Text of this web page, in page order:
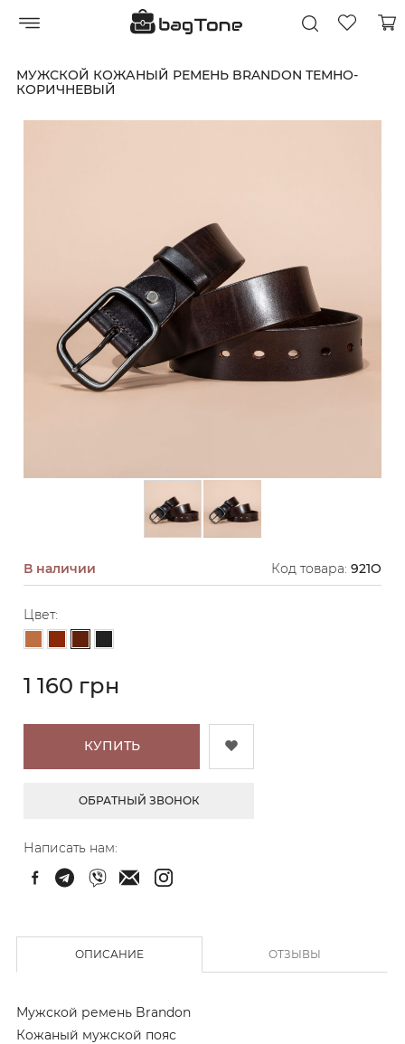
МУЖСКОЙ КОЖАНЫЙ РЕМЕНЬ BRANDON ТЕМНО-
КОРИЧНЕВЫЙ
В наличии Код товара: 921O
Цвет:
1 160 грн
КУПИТЬ
ОБРАТНЫЙ ЗВОНОК
Написать нам:
ОПИСАНИЕ ОТЗЫВЫ
Мужской ремень Brandon
Кожаный мужской пояс